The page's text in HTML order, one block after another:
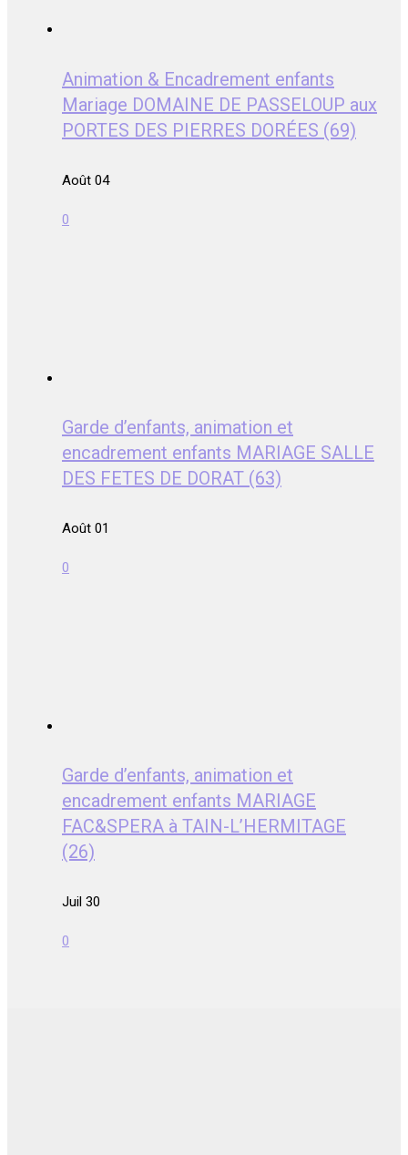
Animation & Encadrement enfants
Mariage DOMAINE DE PASSELOUP aux
PORTES DES PIERRES DORÉES (69)
Août 04
0
Garde d’enfants, animation et
encadrement enfants MARIAGE SALLE
DES FETES DE DORAT (63)
Août 01
0
Garde d’enfants, animation et
encadrement enfants MARIAGE
FAC&SPERA à TAIN-L’HERMITAGE
(26)
Juil 30
0